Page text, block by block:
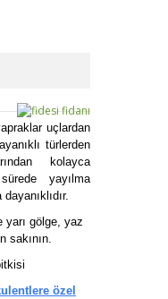
uçlardan
türlerden
kolayca
yayılma
yarı gölge, yaz
sakının.
özel